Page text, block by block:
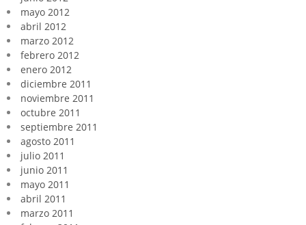
mayo 2012
abril 2012
marzo 2012
febrero 2012
enero 2012
diciembre 2011
noviembre 2011
octubre 2011
septiembre 2011
agosto 2011
julio 2011
junio 2011
mayo 2011
abril 2011
marzo 2011